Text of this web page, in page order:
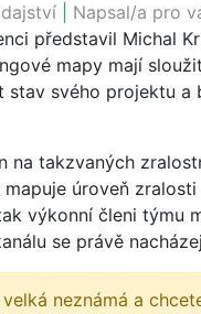
Napsal/a pro
představil Michal
mapy mají
stav svého projektu
na takzvaných
úroveň
výkonní členi týmu
se právě
neznámá a